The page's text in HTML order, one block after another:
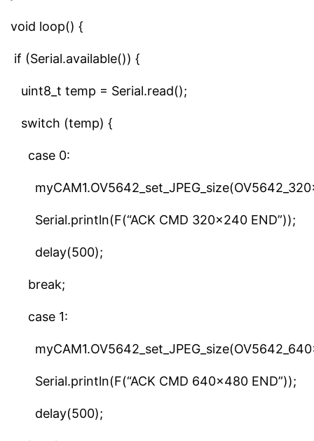
void loop() {
if (Serial.available()) {
uint8_t temp = Serial.read();
switch (temp) {
case 0:
Serial.println(F(“ACK CMD 320×240 END”));
delay(500);
break;
case 1:
Serial.println(F(“ACK CMD 640×480 END”));
delay(500);